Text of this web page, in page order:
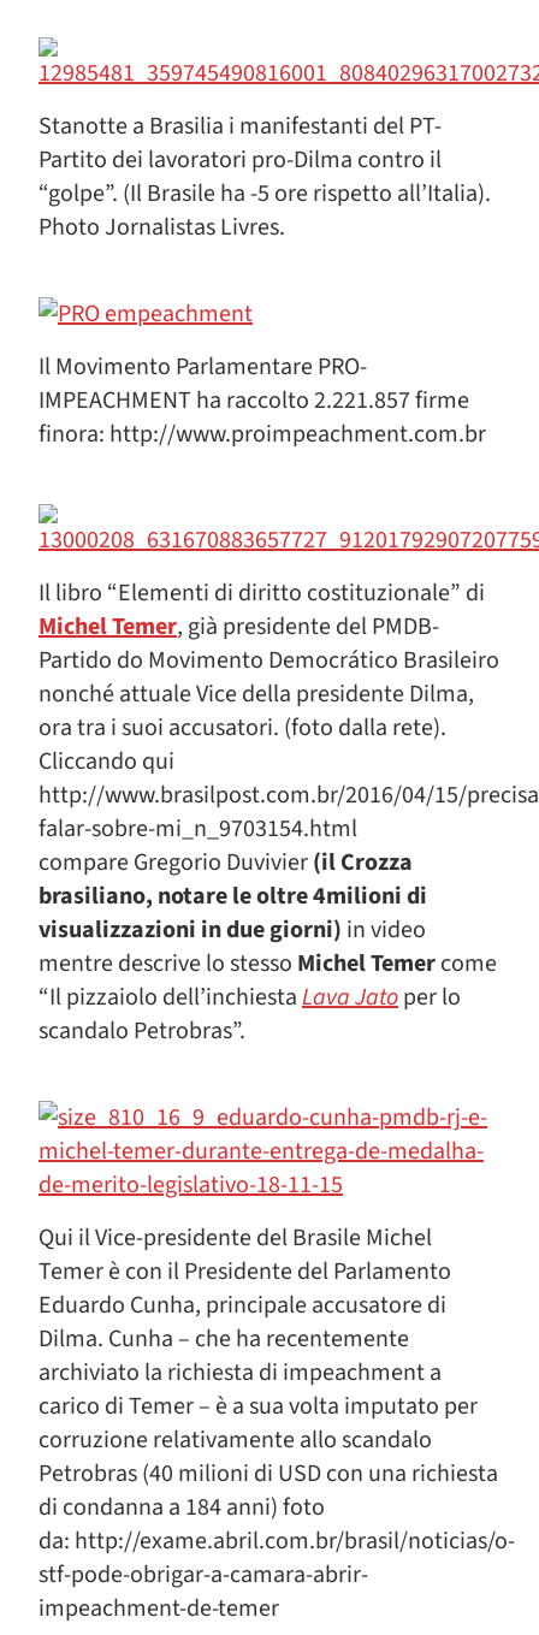
Stanotte a Brasilia i manifestanti del PT-
Partito dei lavoratori pro-Dilma contro il
“golpe”. (Il Brasile ha -5 ore rispetto all’Italia).
Photo Jornalistas Livres.
Il Movimento Parlamentare PRO-
IMPEACHMENT ha raccolto 2.221.857 firme
finora: http://www.proimpeachment.com.br
Il libro “Elementi di diritto costituzionale” di
Michel Temer, già presidente del PMDB-
Partido do Movimento Democrático Brasileiro
nonché attuale Vice della presidente Dilma,
ora tra i suoi accusatori. (foto dalla rete).
Cliccando qui
http://www.brasilpost.com.br/2016/04/15/
falar-sobre-mi_n_9703154.html
compare Gregorio Duvivier(il Crozza
brasiliano, notare le oltre 4milioni di
visualizzazioni in due giorni) in video
mentre descrive lo stesso Michel Temercome
“Il pizzaiolo dell’inchiestaLava Jatoper lo
scandalo Petrobras”.
Qui il Vice-presidente del Brasile Michel
Temer è con il Presidente del Parlamento
Eduardo Cunha, principale accusatore di
Dilma. Cunha – che ha recentemente
archiviato la richiesta di impeachment a
carico di Temer – è a sua volta imputato per
corruzione relativamente allo scandalo
Petrobras (40 milioni di USD con una richiesta
di condanna a 184 anni) foto
da: http://exame.abril.com.br/brasil/noticias/o-
stf-pode-obrigar-a-camara-abrir-
impeachment-de-temer